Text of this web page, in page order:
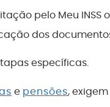
pelo Meu
dos
específicas.
e pensões,